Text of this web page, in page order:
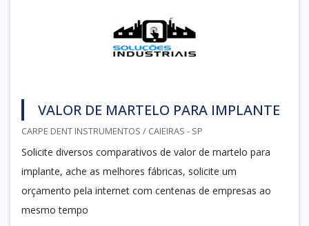
VALOR DE MARTELO PARA IMPLANTE
CARPE DENT INSTRUMENTOS / CAIEIRAS - SP
Solicite diversos comparativos de valor de martelo para
implante, ache as melhores fábricas, solicite um
orçamento pela internet com centenas de empresas ao
mesmo tempo